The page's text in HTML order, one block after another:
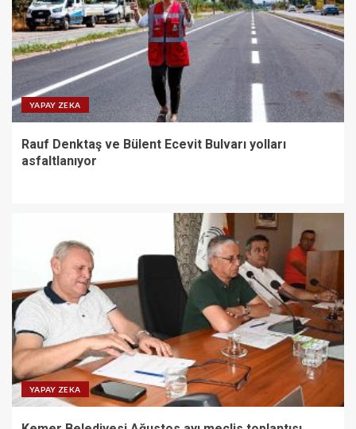
YAPAY ZEKA
Rauf Denktaş ve Bülent Ecevit Bulvarı yolları
asfaltlanıyor
YAPAY ZEKA